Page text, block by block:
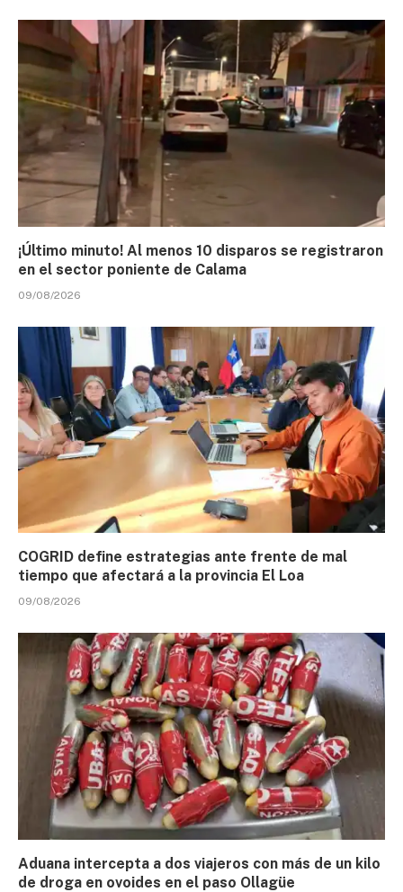
¡Último minuto! Al menos 10 disparos se registraron
en el sector poniente de Calama
09/08/2026
COGRID define estrategias ante frente de mal
tiempo que afectará a la provincia El Loa
09/08/2026
Aduana intercepta a dos viajeros con más de un kilo
de droga en ovoides en el paso Ollagüe